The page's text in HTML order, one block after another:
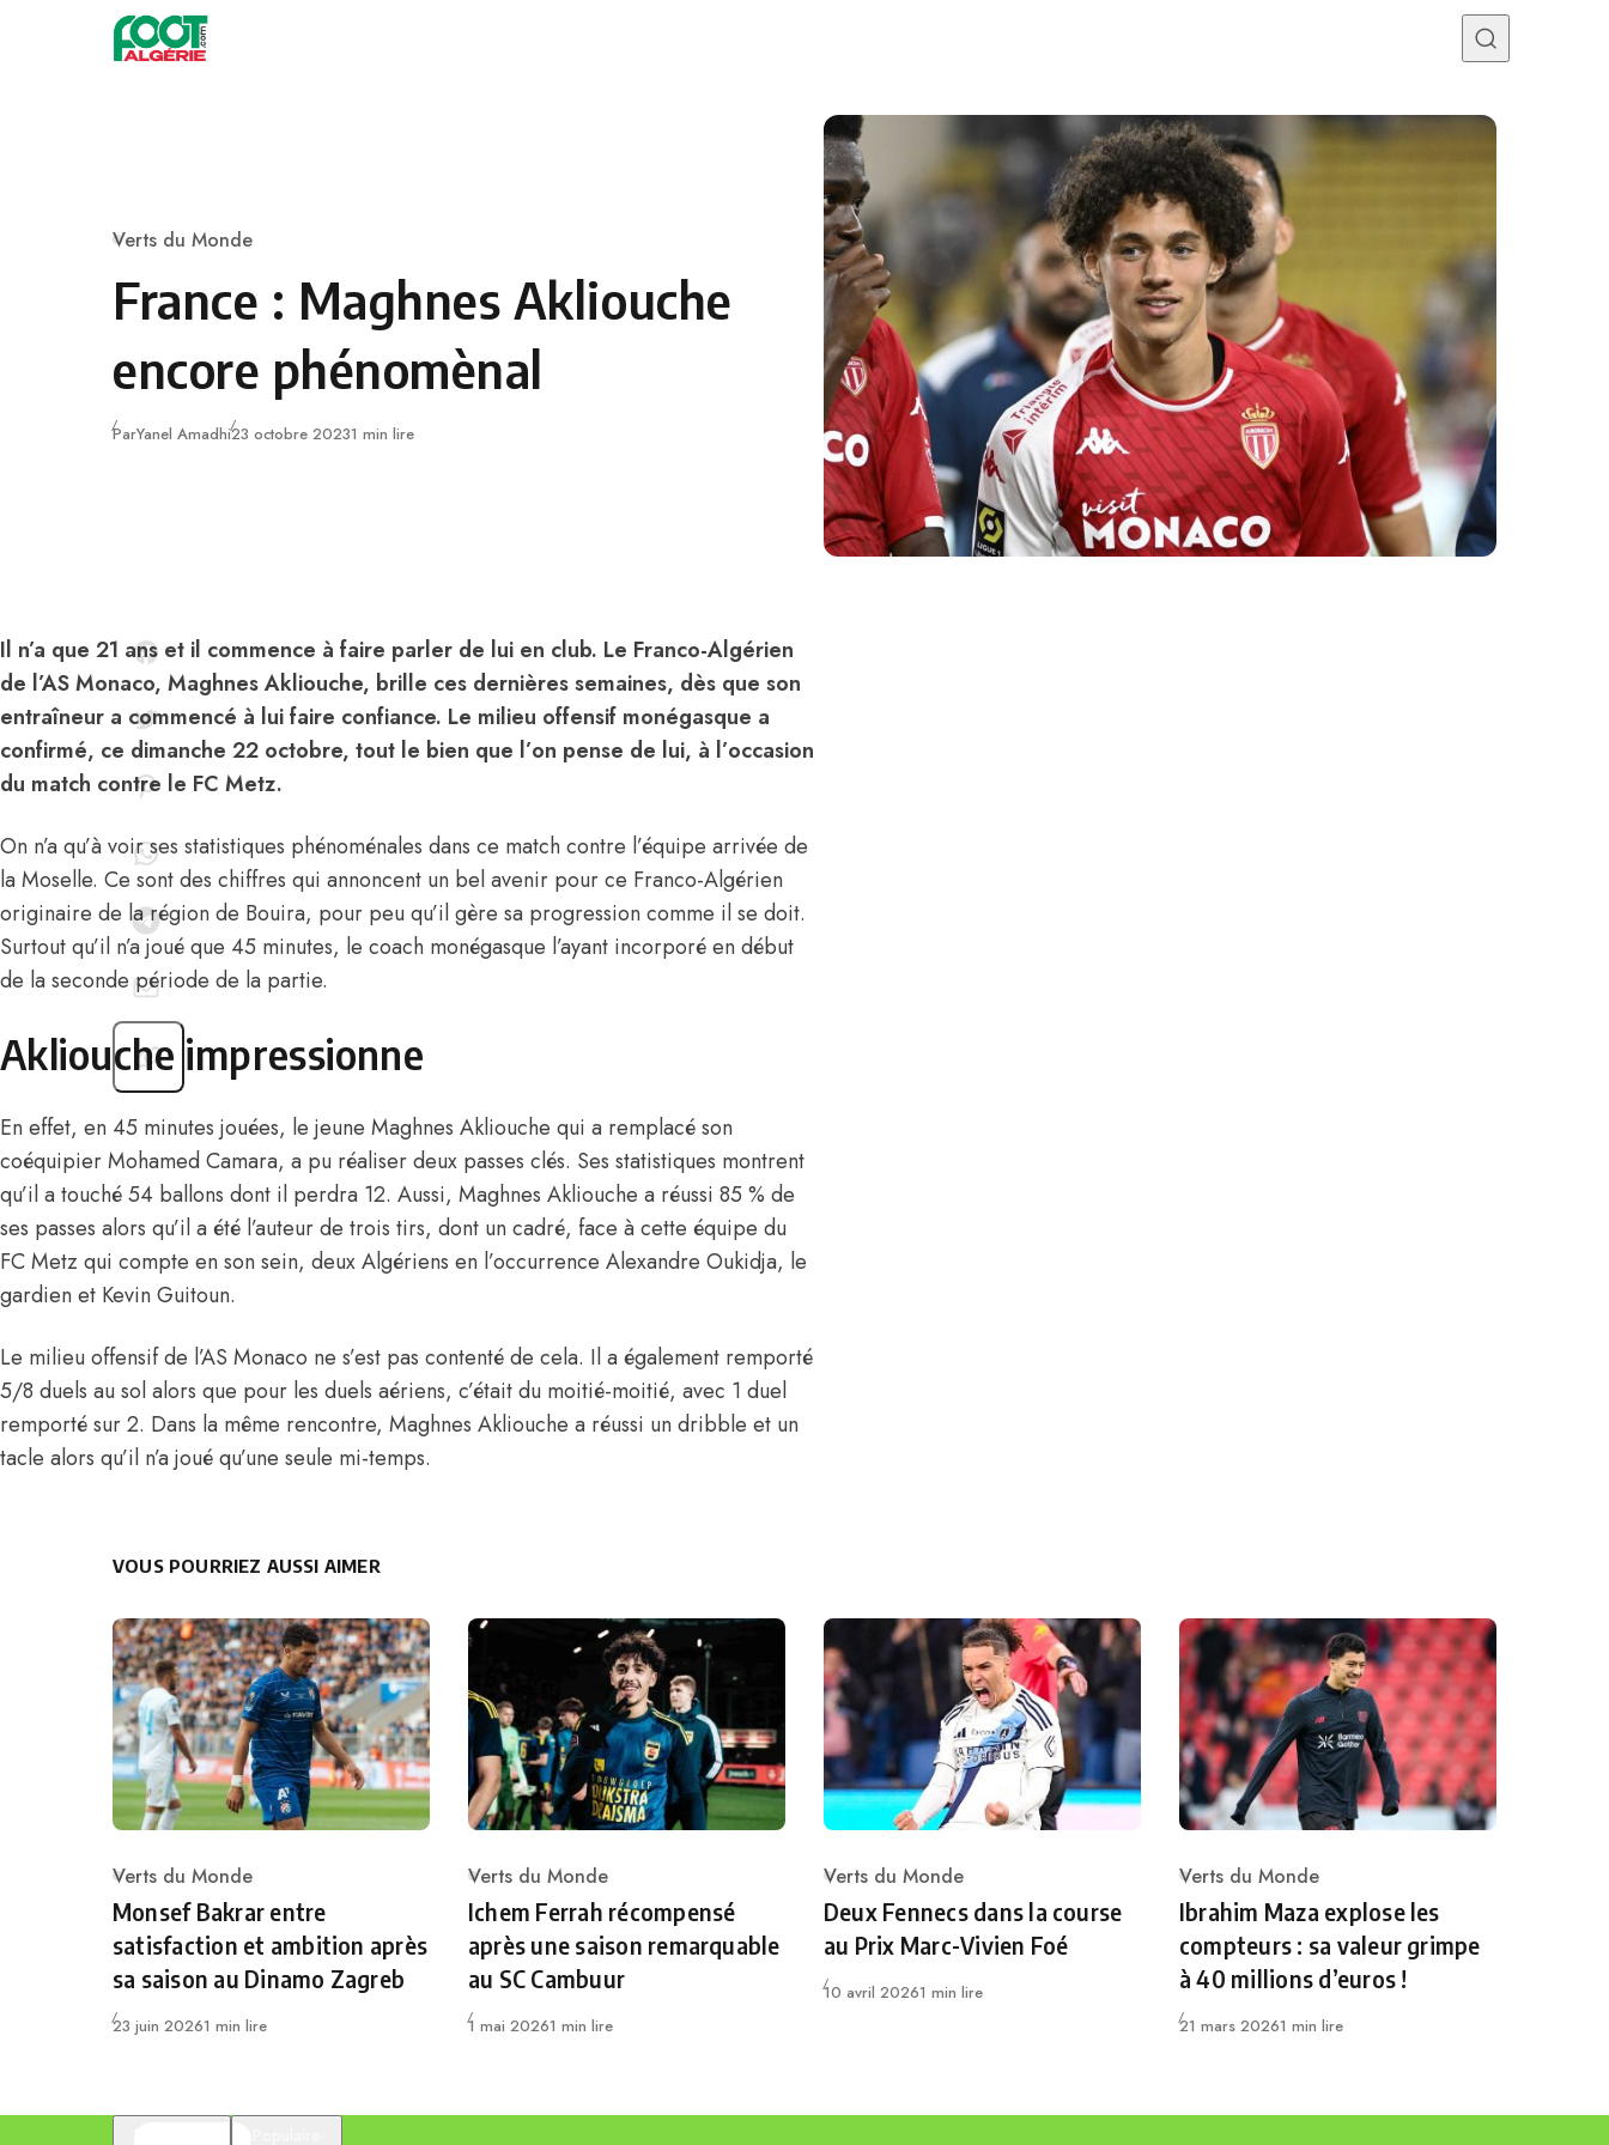
Skip to content
Category
Verts du Monde
France : Maghnes Akliouche
encore phénomènal
ParYanel AmadhiPublié
23 octobre 20231 min lire
Il n’a que 21 ans et il commence à faire parler de lui en club. Le Franco-Algérien
de l’AS Monaco, Maghnes Akliouche, brille ces dernières semaines, dès que son
entraîneur a commencé à lui faire confiance. Le milieu offensif monégasque a
confirmé, ce dimanche 22 octobre, tout le bien que l’on pense de lui, à l’occasion
du match contre le FC Metz.
On n’a qu’à voir ses statistiques phénoménales dans ce match contre l’équipe arrivée de
la Moselle. Ce sont des chiffres qui annoncent un bel avenir pour ce Franco-Algérien
originaire de la région de Bouira, pour peu qu’il gère sa progression comme il se doit.
Surtout qu’il n’a joué que 45 minutes, le coach monégasque l’ayant incorporé en début
de la seconde période de la partie.
Akliouche impressionne
En effet, en 45 minutes jouées, le jeune Maghnes Akliouche qui a remplacé son
coéquipier Mohamed Camara, a pu réaliser deux passes clés. Ses statistiques montrent
qu’il a touché 54 ballons dont il perdra 12. Aussi, Maghnes Akliouche a réussi 85 % de
ses passes alors qu’il a été l’auteur de trois tirs, dont un cadré, face à cette équipe du
FC Metz qui compte en son sein, deux Algériens en l’occurrence Alexandre Oukidja, le
gardien et Kevin Guitoun.
Le milieu offensif de l’AS Monaco ne s’est pas contenté de cela. Il a également remporté
5/8 duels au sol alors que pour les duels aériens, c’était du moitié-moitié, avec 1 duel
remporté sur 2. Dans la même rencontre, Maghnes Akliouche a réussi un dribble et un
tacle alors qu’il n’a joué qu’une seule mi-temps.
VOUS POURRIEZ AUSSI AIMER
Category
Verts du Monde
Monsef Bakrar entre
satisfaction et ambition après
sa saison au Dinamo Zagreb
Publié
23 juin 20261 min lire
Category
Verts du Monde
Ichem Ferrah récompensé
après une saison remarquable
au SC Cambuur
Publié
1 mai 20261 min lire
Category
Verts du Monde
Deux Fennecs dans la course
au Prix Marc-Vivien Foé
Publié
10 avril 20261 min lire
Category
Verts du Monde
Ibrahim Maza explose les
compteurs : sa valeur grimpe
à 40 millions d’euros !
Publié
21 mars 20261 min lire